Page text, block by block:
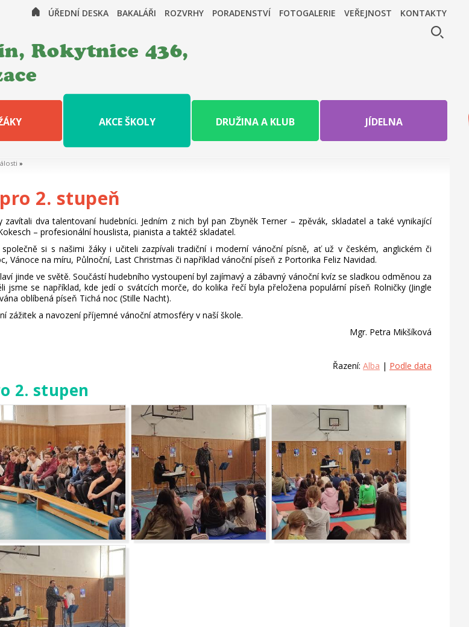
ÚŘEDNÍ DESKA BAKALÁŘI ROZVRHY PORADENSTVÍ FOTOGALERIE VEŘEJNOST KONTAKTY
Rokytnice 436,
AKCE ŠKOLY DRUŽINA A KLUB JÍDELNA
»
2. stupeň
dva talentovaní hudebníci. Jedním z nich byl pan Zbyněk Terner – zpěvák, skladatel a také vynikající
– profesionální houslista, pianista a taktéž skladatel.
si s našimi žáky i učiteli zazpívali tradiční i moderní vánoční písně, ať už v českém, anglickém či
Vánoce na míru, Půlnoční, Last Christmas či například vánoční píseň z Portorika Feliz Navidad.
jinde ve světě. Součástí hudebního vystoupení byl zajímavý a zábavný vánoční kvíz se sladkou odměnou za
jsme se například, kde jedí o svátcích morče, do kolika řečí byla přeložena populární píseň Rolničky (Jingle
oblíbená píseň Tichá noc (Stille Nacht).
zážitek a navození příjemné vánoční atmosféry v naší škole.
Mgr. Petra Mikšíková
Řazení: Alba | Podle data
2. stupen